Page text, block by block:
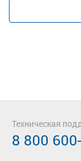
Техническая
8 800